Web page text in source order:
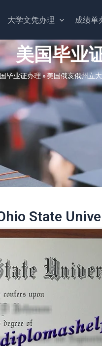
大学文凭办理 成绩单
美国毕业
毕业证办理»美国俄亥俄州
State